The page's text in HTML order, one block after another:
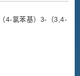
4-氯苯基）3-（3,4-